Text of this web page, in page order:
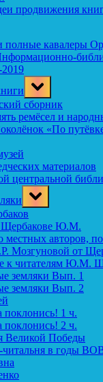
продвижения
полные кавалеры
Toggle
sub-
menu
сборник
ремёсел и
«По
материалов
центральной
Toggle
sub-
menu
Щербакове Ю.М.
местных авторов,
Мозгуновой от
к читателям Ю.М.
земляки Вып. 1
земляки Вып. 2
поклонись! 1 ч.
поклонись! 2 ч.
Великой Победы
читальня в годы